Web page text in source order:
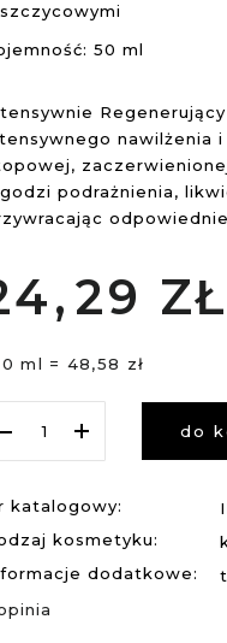
50 ml
nawilżenia
podrażnienia,
29 ZŁ
ml = 48,58 zł
do
katalogowy:
kosmetyku:
dodatkowe: